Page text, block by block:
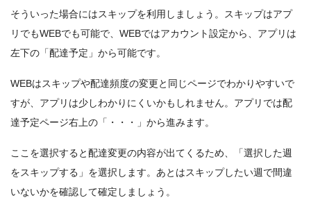
そういった場合にはスキップを利用しましょう。スキップはアプ
リでもWEBでも可能で、WEBではアカウント設定から、アプリは
左下の「配達予定」から可能です。
WEBはスキップや配達頻度の変更と同じページでわかりやすいで
すが、アプリは少しわかりにくいかもしれません。アプリでは配
達予定ページ右上の「・・・」から進みます。
ここを選択すると配達変更の内容が出てくるため、「選択した週
をスキップする」を選択します。あとはスキップしたい週で間違
いないかを確認して確定しましょう。